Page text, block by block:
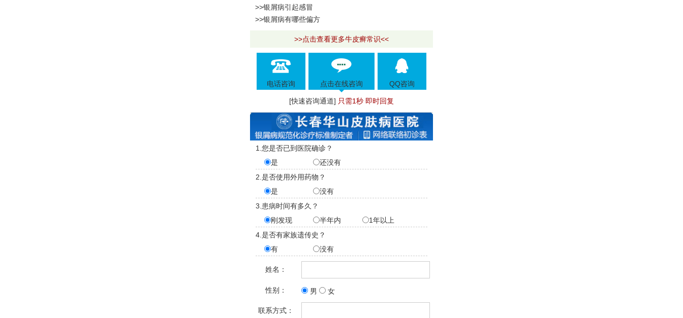
>>银屑病引起感冒
>>银屑病有哪些偏方
>>点击查看更多牛皮癣常识<<
电话咨询 点击在线咨询 QQ咨询
[快速咨询通道] 只需1秒 即时回复
1.您是否已到医院确诊？
是
还没有
2.是否使用外用药物？
是
没有
3.患病时间有多久？
刚发现
半年内
1年以上
4.是否有家族遗传史？
有
没有
姓名：
性别： 男 女
联系方式：